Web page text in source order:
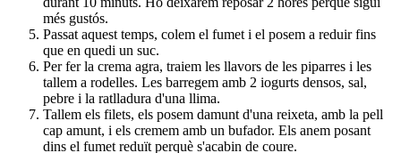
més gustós.
Passat aquest temps, colem el fumet i el posem a reduir fins
que en quedi un suc.
Per fer la crema agra, traiem les llavors de les piparres i les
tallem a rodelles. Les barregem amb 2 iogurts densos, sal,
pebre i la ratlladura d'una llima.
Tallem els filets, els posem damunt d'una reixeta, amb la pell
cap amunt, i els cremem amb un bufador. Els anem posant
dins el fumet reduït perquè s'acabin de coure.